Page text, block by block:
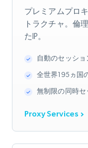
プレミアムプロ
トラクチャ。倫
たIP。
自動のセッショ
全世界195ヵ国
無制限の同時セ
Proxy Services